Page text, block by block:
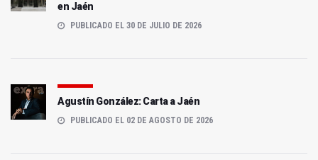
en Jaén
PUBLICADO EL 30 DE JULIO DE 2026
Agustín González: Carta a Jaén
PUBLICADO EL 02 DE AGOSTO DE 2026